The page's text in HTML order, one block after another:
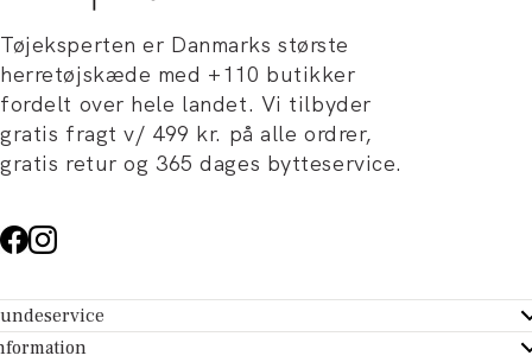
Tøjeksperten er Danmarks største
herretøjskæde med +110 butikker
fordelt over hele landet. Vi tilbyder
gratis fragt v/ 499 kr. på alle ordrer,
gratis retur og 365 dages bytteservice.
- Hjælpecenter